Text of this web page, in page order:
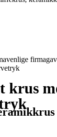
krus